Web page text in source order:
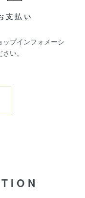
支払い
ップインフォメーシ
い。